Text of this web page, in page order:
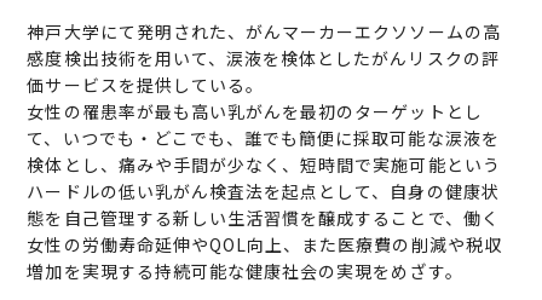
神戸大学にて発明された、がんマーカーエクソソームの高
感度検出技術を用いて、涙液を検体としたがんリスクの評
価サービスを提供している。
女性の罹患率が最も高い乳がんを最初のターゲットとし
て、いつでも・どこでも、誰でも簡便に採取可能な涙液を
検体とし、痛みや手間が少なく、短時間で実施可能という
ハードルの低い乳がん検査法を起点として、自身の健康状
態を自己管理する新しい生活習慣を醸成することで、働く
女性の労働寿命延伸やQOL向上、また医療費の削減や税収
増加を実現する持続可能な健康社会の実現をめざす。